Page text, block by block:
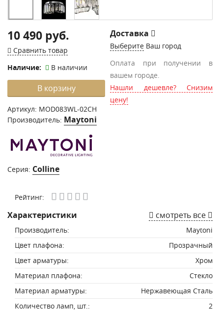
10 490 руб.
Сравнить товар
Наличие:
В наличии
В корзину
Артикул: MOD083WL-02CH
Производитель: Maytoni
Серия: Colline
Доставка
Выберите Ваш город
Оплата при получении в
вашем городе.
Нашли дешевле? Снизим
цену!
Рейтинг:
Характеристики смотреть все
Производитель:
Maytoni
Цвет плафона:
Прозрачный
Цвет арматуры:
Хром
Материал плафона:
Стекло
Материал арматуры:
Нержавеющая Сталь
Количество ламп, шт.:
2